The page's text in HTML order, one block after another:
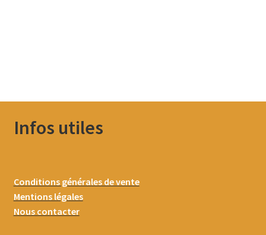
Infos utiles
Conditions générales de vente
Mentions légales
Nous contacter